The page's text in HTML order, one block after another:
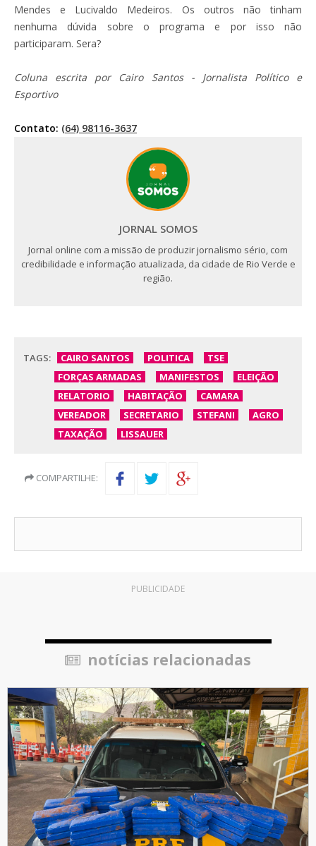
Mendes e Lucivaldo Medeiros. Os outros não tinham
nenhuma dúvida sobre o programa e por isso não
participaram. Sera?
Coluna escrita por Cairo Santos - Jornalista Político e
Esportivo
Contato: (64) 98116-3637
JORNAL SOMOS
Jornal online com a missão de produzir jornalismo sério, com
credibilidade e informação atualizada, da cidade de Rio Verde e
região.
TAGS: CAIRO SANTOS POLITICA
TSE
FORÇAS ARMADAS
MANIFESTOS
ELEIÇÃO
RELATORIO
HABITAÇÃO
CAMARA
VEREADOR
SECRETARIO STEFANI
AGRO
TAXAÇÃO
LISSAUER
COMPARTILHE:
PUBLICIDADE
notícias relacionadas